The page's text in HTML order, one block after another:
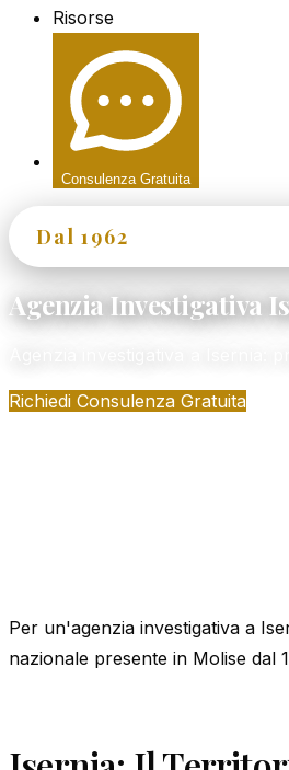
Risorse
Consulenza Gratuita
Dal 1962
Agenzia Investigativa
Richiedi Consulenza Gratuita
Per un'agenzia investigativa a
nazionale presente in Molise dal